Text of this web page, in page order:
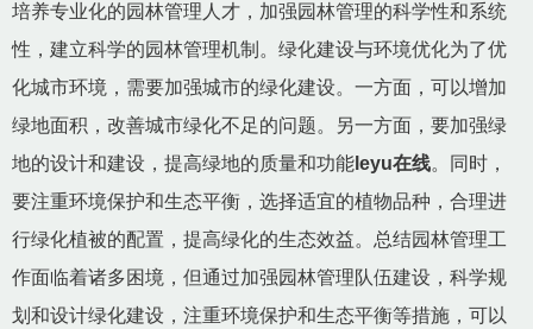
培养专业化的园林管理人才，加强园林管理的科学性和系统
性，建立科学的园林管理机制。绿化建设与环境优化为了优
化城市环境，需要加强城市的绿化建设。一方面，可以增加
绿地面积，改善城市绿化不足的问题。另一方面，要加强绿
地的设计和建设，提高绿地的质量和功能 leyu在线。同时，
要注重环境保护和生态平衡，选择适宜的植物品种，合理进
行绿化植被的配置，提高绿化的生态效益。总结园林管理工
作面临着诸多困境，但通过加强园林管理队伍建设，科学规
划和设计绿化建设，注重环境保护和生态平衡等措施，可以